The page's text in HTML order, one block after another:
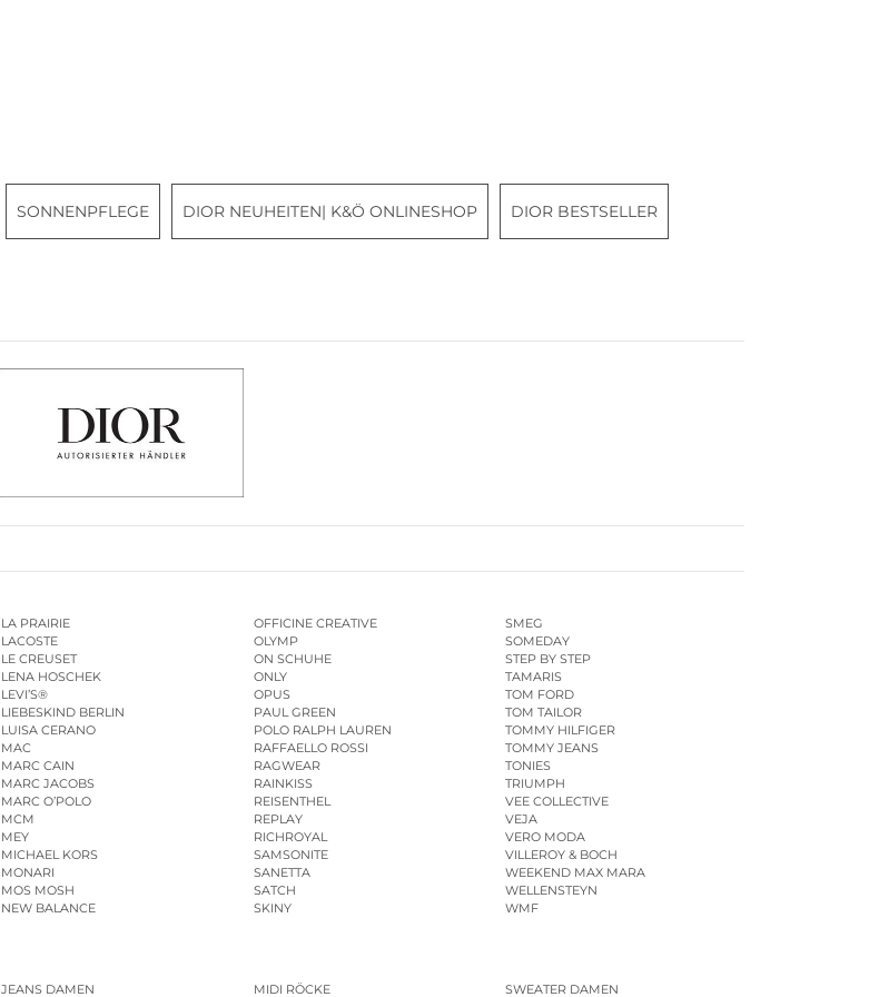
SONNENPFLEGE DIOR NEUHEITEN| K&Ö ONLINESHOP DIOR BESTSELLER
LA PRAIRIE
LACOSTE
LE CREUSET
LENA HOSCHEK
LEVI’S®
LIEBESKIND BERLIN
LUISA CERANO
MAC
MARC CAIN
MARC JACOBS
MARC O’POLO
MCM
MEY
MICHAEL KORS
MONARI
MOS MOSH
NEW BALANCE
OFFICINE CREATIVE
OLYMP
ON SCHUHE
ONLY
OPUS
PAUL GREEN
POLO RALPH LAUREN
RAFFAELLO ROSSI
RAGWEAR
RAINKISS
REISENTHEL
REPLAY
RICHROYAL
SAMSONITE
SANETTA
SATCH
SKINY
SMEG
SOMEDAY
STEP BY STEP
TAMARIS
TOM FORD
TOM TAILOR
TOMMY HILFIGER
TOMMY JEANS
TONIES
TRIUMPH
VEE COLLECTIVE
VEJA
VERO MODA
VILLEROY & BOCH
WEEKEND MAX MARA
WELLENSTEYN
WMF
JEANS DAMEN MIDI RÖCKE SWEATER DAMEN